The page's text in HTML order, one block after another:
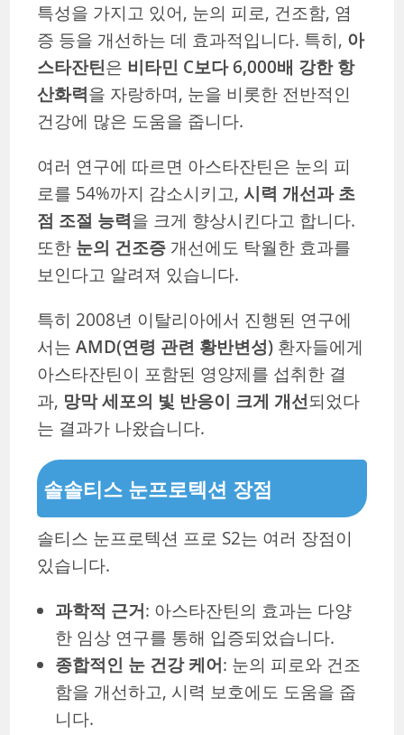
특성을 가지고 있어, 눈의 피로, 건조함, 염
증 등을 개선하는 데 효과적입니다. 특히, 아
스타잔틴은 비타민 C보다 6,000배 강한 항
산화력을 자랑하며, 눈을 비롯한 전반적인
건강에 많은 도움을 줍니다.
여러 연구에 따르면 아스타잔틴은 눈의 피
로를 54%까지 감소시키고, 시력 개선과 초
점 조절 능력을 크게 향상시킨다고 합니다.
또한 눈의 건조증 개선에도 탁월한 효과를
보인다고 알려져 있습니다.
특히 2008년 이탈리아에서 진행된 연구에
서는AMD(연령 관련 황반변성) 환자들에게
아스타잔틴이 포함된 영양제를 섭취한 결
과, 망막 세포의 빛 반응이 크게 개선되었다
는 결과가 나왔습니다.
솔솔티스 눈프로텍션 장점
솔티스 눈프로텍션 프로 S2는 여러 장점이
있습니다.
과학적 근거: 아스타잔틴의 효과는 다양
한 임상 연구를 통해 입증되었습니다.
종합적인 눈 건강 케어: 눈의 피로와 건조
함을 개선하고, 시력 보호에도 도움을 줍
니다.